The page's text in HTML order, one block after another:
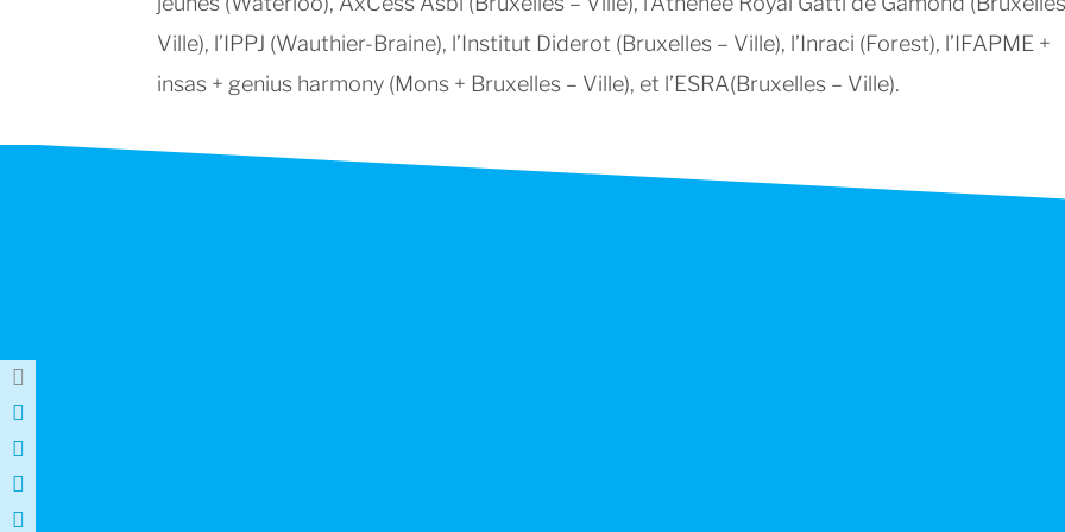
Ville), l’IPPJ (Wauthier-Braine), l’Institut Diderot (Bruxelles – Ville), l’Inraci (Forest), l’IFAPME +
insas + genius harmony (Mons + Bruxelles – Ville), et l’ESRA(Bruxelles – Ville).